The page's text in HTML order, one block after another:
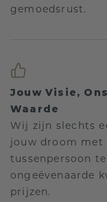
gemoedsrust.
Jouw Visie,
Waarde
Wij zijn slechts
jouw droom met
tussenpersoon
ongeëvenaarde
prijzen.